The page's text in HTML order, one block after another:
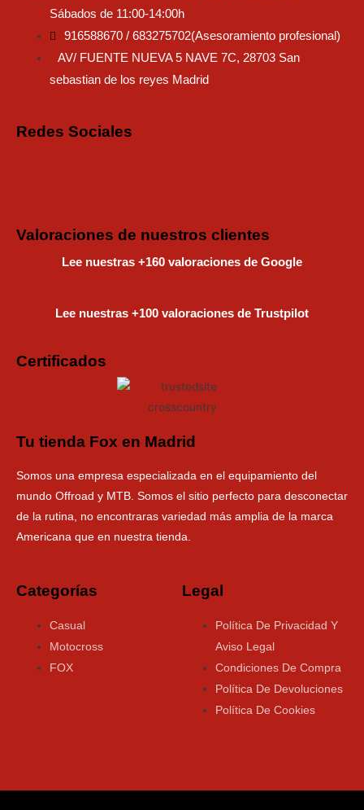
Sábados de 11:00-14:00h
916588670 / 683275702(Asesoramiento profesional)
AV/ FUENTE NUEVA 5 NAVE 7C, 28703 San
sebastian de los reyes Madrid
Redes Sociales
Valoraciones de nuestros clientes
Lee nuestras +160 valoraciones de Google
Lee nuestras +100 valoraciones de Trustpilot
Certificados
Tu tienda Fox en Madrid
Somos una empresa especializada en el equipamiento del
mundo Offroad y MTB. Somos el sitio perfecto para desconectar
de la rutina, no encontraras variedad más amplia de la marca
Americana que en nuestra tienda.
Categorías
Casual
Motocross
FOX
Legal
Política De Privacidad Y
Aviso Legal
Condiciones De Compra
Política De Devoluciones
Política De Cookies